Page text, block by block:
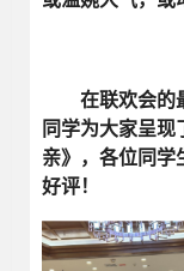
在联欢会的
同学为大家呈现
亲》，各位同学
好评！